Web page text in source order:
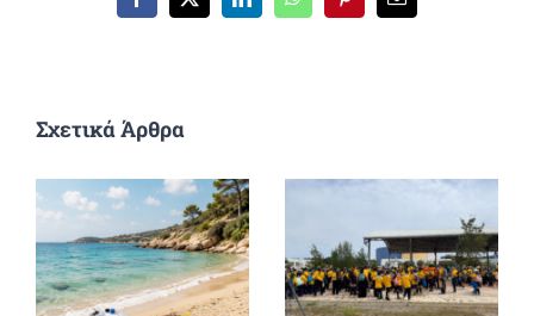
Facebook
X LinkedInWhatsAppPinterestEmail
Σχετικά Άρθρα